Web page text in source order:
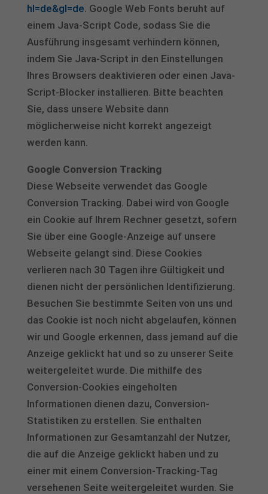
hl=de&gl=de. Google Web Fonts beruht auf
einem Java-Script Code, sodass Sie die
Ausführung insgesamt verhindern können,
indem Sie Java-Script in den Einstellungen
Ihres Browsers deaktivieren oder einen Java-
Script-Blocker installieren. Bitte beachten
Sie, dass unsere Website dann
möglicherweise nicht korrekt angezeigt
werden kann.
Google Conversion Tracking
Diese Webseite verwendet das Google
Conversion Tracking. Dabei wird von Google
ein Cookie auf Ihrem Rechner gesetzt, sofern
Sie über eine Google-Anzeige auf unsere
Webseite gelangt sind. Diese Cookies
verlieren nach 30 Tagen ihre Gültigkeit und
dienen nicht der persönlichen Identifizierung.
Besuchen Sie bestimmte Seiten von uns und
das Cookie ist noch nicht abgelaufen, können
wir und Google erkennen, dass jemand auf die
Anzeige geklickt hat und so zu unserer Seite
weitergeleitet wurde. Die mithilfe des
Conversion-Cookies eingeholten
Informationen dienen dazu, Conversion-
Statistiken zu erstellen. Sie enthalten
Informationen zur Gesamtanzahl der Nutzer,
die auf die Anzeige geklickt haben und zu
einer mit einem Conversion-Tracking-Tag
versehenen Seite weitergeleitet wurden. Sie